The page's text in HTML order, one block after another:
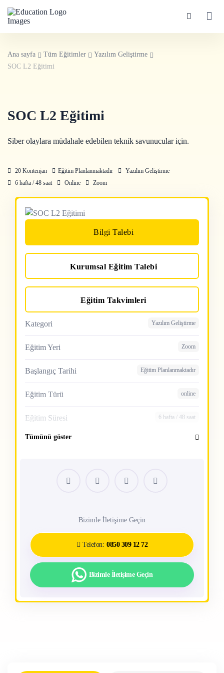
Ana sayfa Tüm Eğitimler
Yazılım Geliştirme
SOC L2 Eğitimi
SOC L2 Eğitimi
Siber olaylara müdahale edebilen teknik savunucular için.
20 Kontenjan Eğitim Planlanmaktadır
Yazılım Geliştirme
6 hafta / 48 saat
Online Zoom
Bilgi Talebi
Kurumsal Eğitim Talebi
Eğitim Takvimleri
Kategori Yazılım Geliştirme
Eğitim Yeri Zoom
Başlangıç Tarihi Eğitim Planlanmaktadır
Eğitim Türü online
Eğitim Süresi 6 hafta / 48 saat
Kontenjan
Tümünü göster
Bizimle İletişime Geçin
Telefon: 0850 309 12 72
Bizimle İletişime Geçin